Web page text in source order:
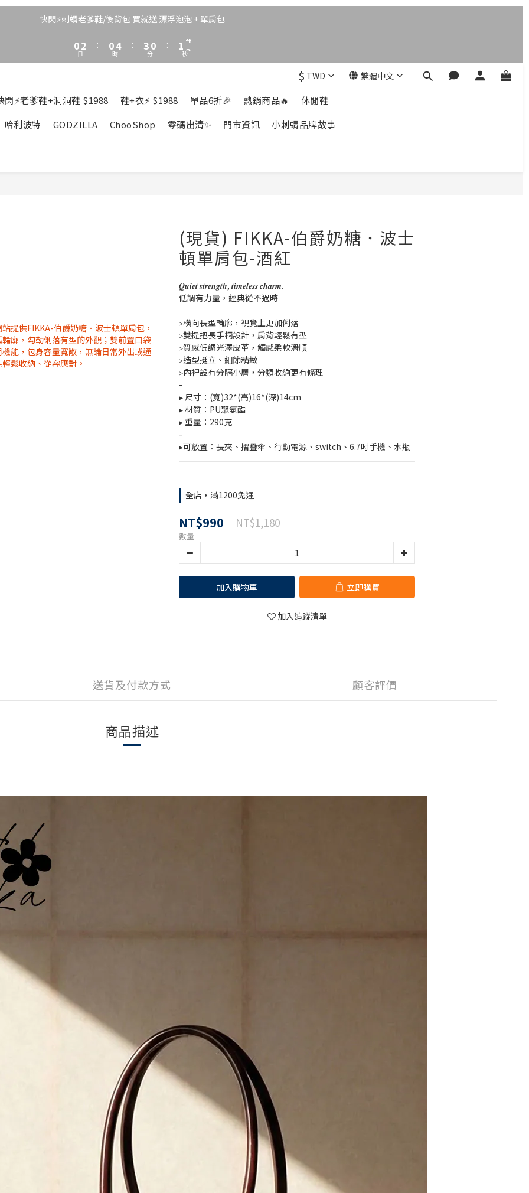
快閃⚡刺蝟老爹鞋/後背包 買就送 漂浮泡泡 + 單肩包
3
2
0
5
4
2
1
日
:
3
2
0
7
6
4
3
0
時
:
6
5
3
2
3
2
0
分
:
4
3
1
0
5
4
2
1
秒
$ TWD 繁體中文
閃⚡老爹鞋+洞洞鞋 $1988 鞋+衣⚡ $1988 單品6折🎉 熱銷商品🔥
休閒鞋
哈利波特
GODZILLA ChooShop 零碼出清✨ 門市資訊 小刺蝟品牌故事
(現貨) FIKKA-伯爵奶糖．波士
頓單肩包-酒紅
𝑸𝒖𝒊𝒆𝒕 𝒔𝒕𝒓𝒆𝒏𝒈𝒕𝒉, 𝒕𝒊𝒎𝒆𝒍𝒆𝒔𝒔 𝒄𝒉𝒂𝒓𝒎.
低調有力量，經典從不過時
▹橫向長型輪廓，視覺上更加俐落
▹雙提把長手柄設計，肩背輕鬆有型
▹質感低調光澤皮革，觸感柔軟滑順
▹造型挺立、細節精緻
▹內裡設有分隔小層，分類收納更有條理
-
▸ 尺寸：(寬)32*(高)16*(深)14cm
▸ 材質：PU聚氨酯
▸ 重量：290克
-
▸可放置：長夾、摺疊傘、行動電源、switch、6.7吋手機、水瓶
全店，滿1200免運
NT$990 NT$1,180
數量
加入購物車 立即購買
加入追蹤清單
送貨及付款方式 顧客評價
商品描述